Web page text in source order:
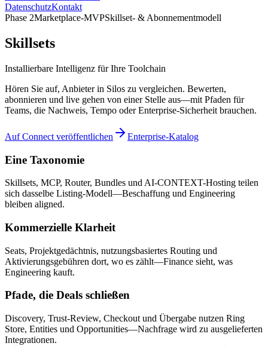
DatenschutzKontakt
Phase 2Marketplace-MVPSkillset- & Abonnementmodell
Skillsets
Installierbare Intelligenz für Ihre Toolchain
Hören Sie auf, Anbieter in Silos zu vergleichen. Bewerten,
abonnieren und live gehen von einer Stelle aus—mit Pfaden für
Teams, die Nachweis, Tempo oder Enterprise-Sicherheit brauchen.
Auf Connect veröffentlichen Enterprise-Katalog
Eine Taxonomie
Skillsets, MCP, Router, Bundles und AI-CONTEXT-Hosting teilen
sich dasselbe Listing-Modell—Beschaffung und Engineering
bleiben aligned.
Kommerzielle Klarheit
Seats, Projektgedächtnis, nutzungsbasiertes Routing und
Aktivierungsgebühren dort, wo es zählt—Finance sieht, was
Engineering kauft.
Pfade, die Deals schließen
Discovery, Trust-Review, Checkout und Übergabe nutzen Ring
Store, Entities und Opportunities—Nachfrage wird zu ausgelieferten
Integrationen.